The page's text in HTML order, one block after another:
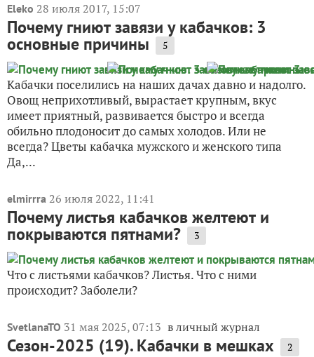
Eleko 28 июля 2017, 15:07
Почему гниют завязи у кабачков: 3
основные причины 5
Кабачки поселились на наших дачах давно и надолго.
Овощ неприхотливый, вырастает крупным, вкус
имеет приятный, развивается быстро и всегда
обильно плодоносит до самых холодов. Или не
всегда? Цветы кабачка мужского и женского типа
Да,...
elmirrra 26 июля 2022, 11:41
Почему листья кабачков желтеют и
покрываются пятнами? 3
Что с листьями кабачков? Листья. Что с ними
происходит? Заболели?
SvetlanaTO 31 мая 2025, 07:13 в личный журнал
Сезон-2025 (19). Кабачки в мешках 2